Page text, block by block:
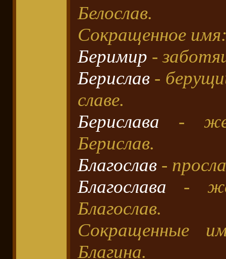
Белослав.
Сокращенное
Беримир -
Берислав-
славе.
Берислава -
Берислав.
Благослав-
Благослава -
Благослав.
Сокращенные
Благина.